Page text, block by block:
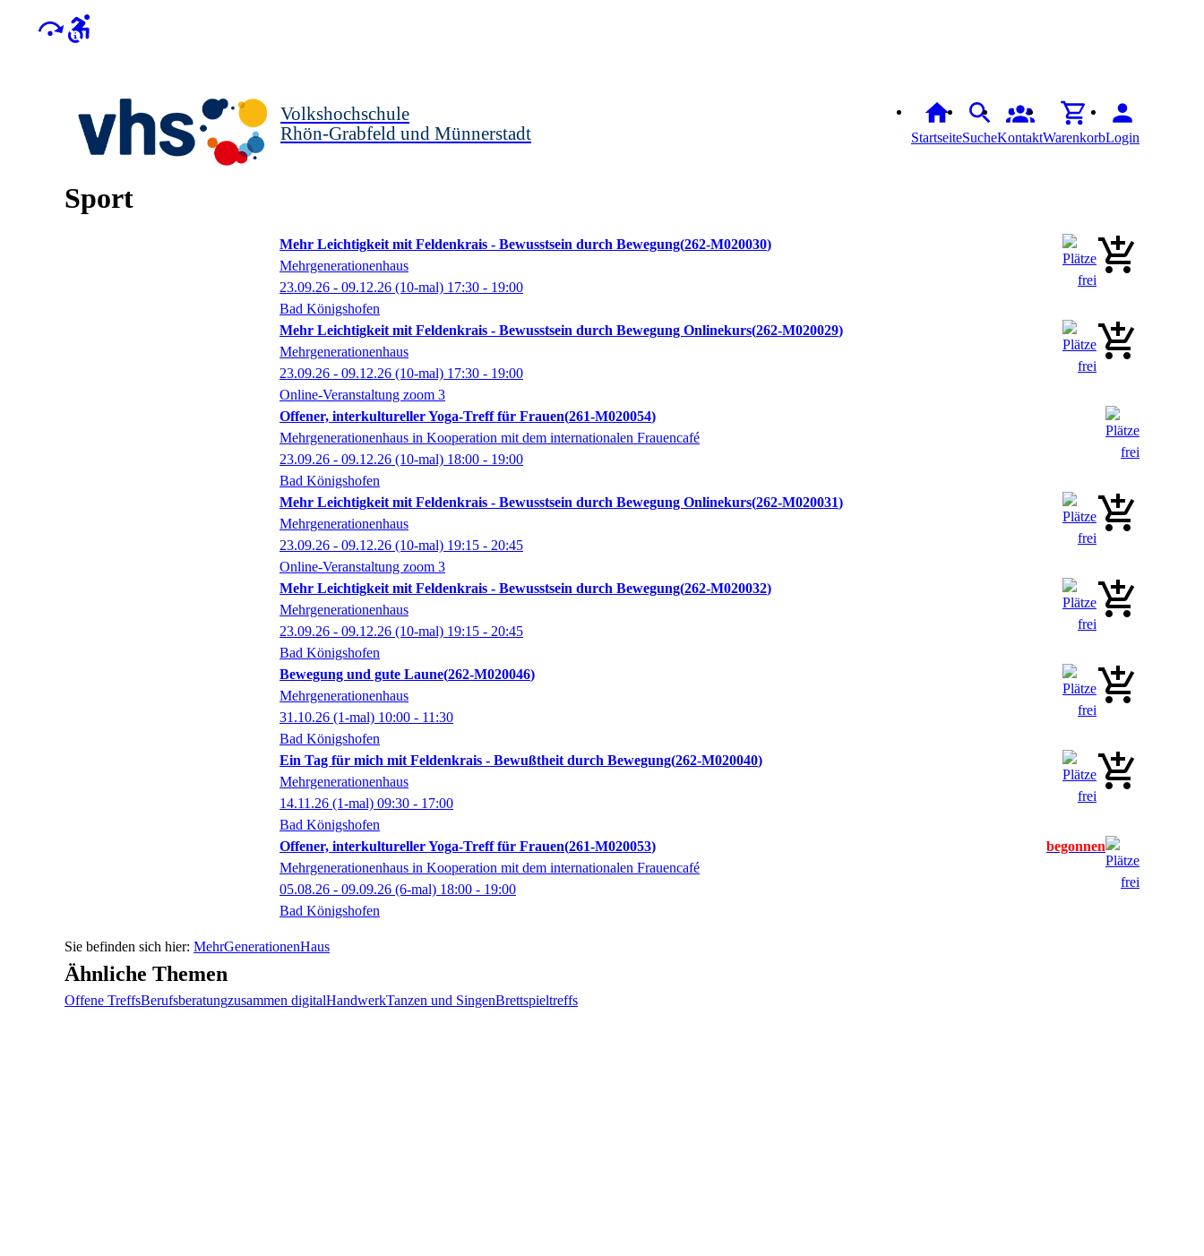
Volkshochschule
Rhön-Grabfeld und Münnerstadt
StartseiteSucheKontaktWarenkorbLogin
Sport
Offener, interkultureller Yoga-Treff für Frauen 261-M020053
Mehrgenerationenhaus in Kooperation mit dem internationalen Frauencafé
05.08.26 - 09.09.26 (6-mal) 18:00 - 19:00
Bad Königshofen
Mehr Leichtigkeit mit Feldenkrais - Bewusstsein durch Bewegung 262-M020030
Mehrgenerationenhaus
23.09.26 - 09.12.26 (10-mal) 17:30 - 19:00
Bad Königshofen
Mehr Leichtigkeit mit Feldenkrais - Bewusstsein durch Bewegung Onlinekurs 262-M020029
Mehrgenerationenhaus
23.09.26 - 09.12.26 (10-mal) 17:30 - 19:00
Online-Veranstaltung zoom 3
Offener, interkultureller Yoga-Treff für Frauen 261-M020054
Mehrgenerationenhaus in Kooperation mit dem internationalen Frauencafé
23.09.26 - 09.12.26 (10-mal) 18:00 - 19:00
Bad Königshofen
Mehr Leichtigkeit mit Feldenkrais - Bewusstsein durch Bewegung Onlinekurs 262-M020031
Mehrgenerationenhaus
23.09.26 - 09.12.26 (10-mal) 19:15 - 20:45
Online-Veranstaltung zoom 3
Mehr Leichtigkeit mit Feldenkrais - Bewusstsein durch Bewegung 262-M020032
Mehrgenerationenhaus
23.09.26 - 09.12.26 (10-mal) 19:15 - 20:45
Bad Königshofen
Bewegung und gute Laune 262-M020046
Mehrgenerationenhaus
31.10.26 (1-mal) 10:00 - 11:30
Bad Königshofen
Ein Tag für mich mit Feldenkrais - Bewußtheit durch Bewegung 262-M020040
Mehrgenerationenhaus
14.11.26 (1-mal) 09:30 - 17:00
Bad Königshofen
MehrGenerationenHaus
Ähnliche Themen
Offene TreffsBerufsberatungzusammen digitalHandwerkTanzen und SingenBrettspieltreffs